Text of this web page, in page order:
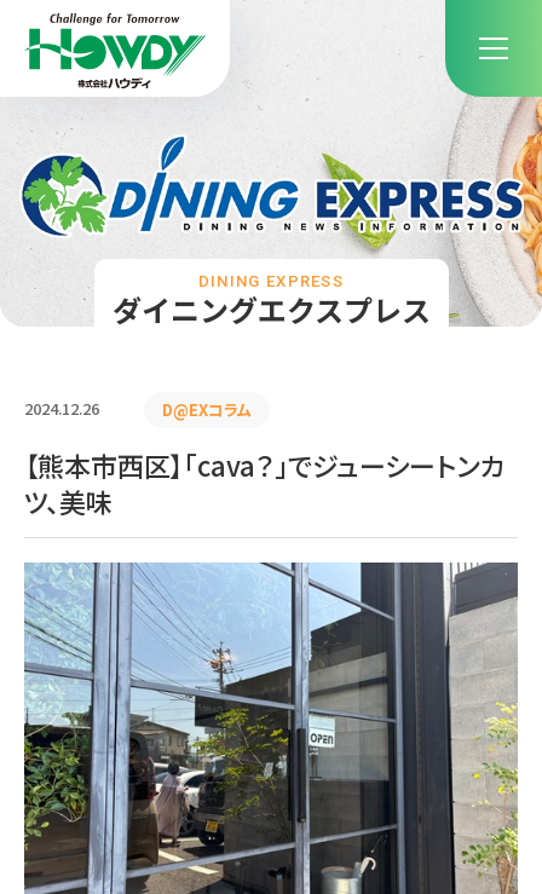
ダイニングエクスプレス
DINING EXPRESS
2024.12.26 D@EXコラム
【熊本市西区】「cava？」でジューシートンカ
ツ、美味